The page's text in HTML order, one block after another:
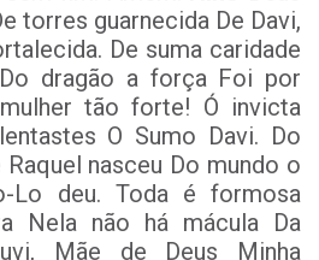
torres guarnecida De Davi,
De suma caridade
dragão a força Foi por
tão forte! Ó invicta
O Sumo Davi. Do
nasceu Do mundo o
Lo deu. Toda é formosa
Nela não há mácula Da
Mãe de Deus Minha